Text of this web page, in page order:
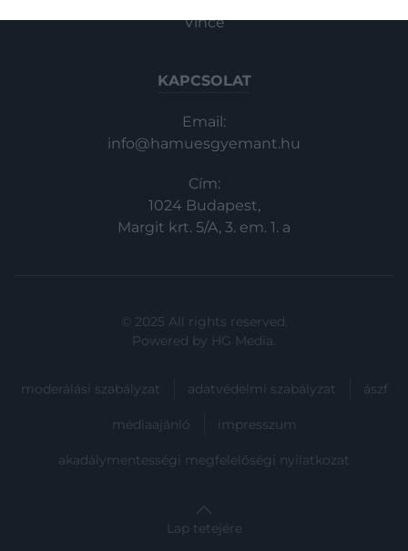
vb-re hangolódva pár részes
Vince
KAPCSOLAT
Email:
info@hamuesgyemant.hu
Cím:
1024 Budapest,
Margit krt. 5/A, 3. em. 1. a
© 2025 All rights reserved.
Powered by HG Media.
moderálási szabályzat adatvédelmi szabályzat ászf
médiaajánló impresszum
akadálymentességi megfelelőségi nyilatkozat
Lap tetejére